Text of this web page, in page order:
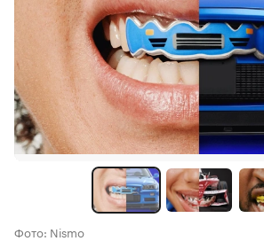
Фото: Nismo